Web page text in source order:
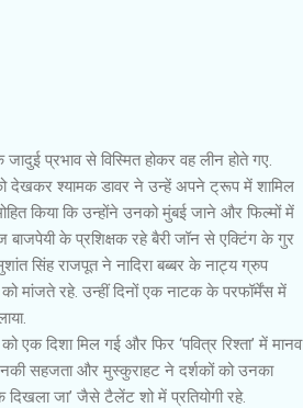
प्रभाव से विस्मित होकर वह लीन होते गए.
देखकर श्यामक डावर ने उन्हें अपने ट्रूप में शामिल
किया कि उन्होंने उनको मुंबई जाने और फिल्मों में
के प्रशिक्षक रहे बैरी जॉन से एक्टिंग के गुर
सिंह राजपूत ने नादिरा बब्बर के नाट्य ग्रुप
मांजते रहे. उन्हीं दिनों एक नाटक के परफॉर्मेंस में
एक दिशा मिल गई और फिर ‘पवित्र रिश्ता’ में मानव
उनकी सहजता और मुस्कुराहट ने दर्शकों को उनका
जा’ जैसे टैलेंट शो में प्रतियोगी रहे.